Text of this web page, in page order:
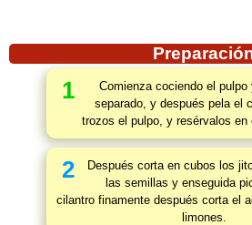
1
Comienza cociendo el
separado, y después pela el
trozos el pulpo, y resérvalos en
2
Después corta en cubos los
las semillas y enseguida
cilantro finamente después corta el
limones.